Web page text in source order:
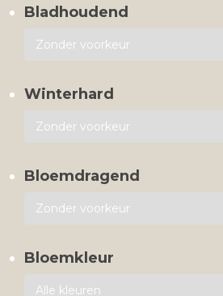
Bladhoudend
Winterhard
Bloemdragend
Bloemkleur